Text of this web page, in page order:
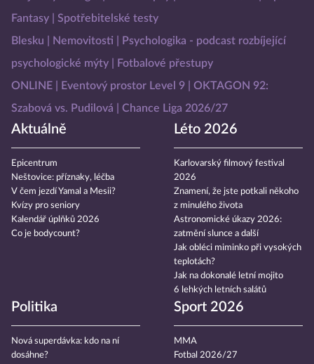
Fantasy
Spotřebitelské testy
Blesku
Nemovitosti
Psychologika - podcast rozbíjející
psychologické mýty
Fotbalové přestupy
ONLINE
Eventový prostor Level 9
OKTAGON 92:
Szabová vs. Pudilová
Chance Liga 2026/27
Aktuálně
Epicentrum
Neštovice: příznaky, léčba
V čem jezdí Yamal a Mesii?
Kvízy pro seniory
Kalendář úplňků 2026
Co je bodycount?
Léto 2026
Karlovarský filmový festival
2026
Znamení, že jste potkali někoho
z minulého života
Astronomické úkazy 2026:
zatmění slunce a další
Jak obléci miminko při vysokých
teplotách?
Jak na dokonalé letní mojito
6 lehkých letních salátů
Politika
Nová superdávka: kdo na ní
dosáhne?
Sport 2026
MMA
Fotbal 2026/27